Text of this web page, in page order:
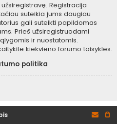
Registracija
suteikia jums daugiau
gali suteikti papildomas
Prieš užsiregistruodami
ir nuostatomis.
kiekvieno forumo taisykles.
politika